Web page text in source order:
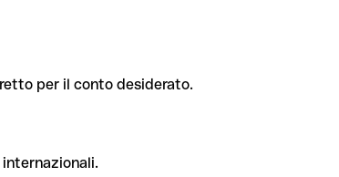
per il conto desiderato.